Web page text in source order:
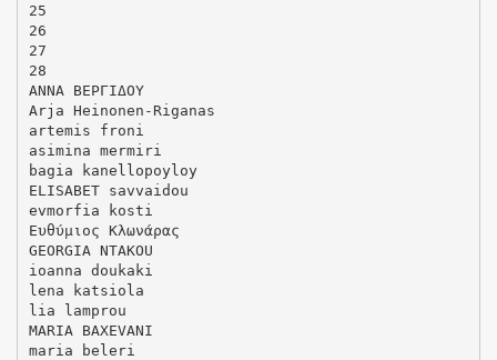
25
26
27
28
ANNA ΒΕΡΓΙΔΟΥ
Arja Heinonen-Riganas
artemis froni
asimina mermiri
bagia kanellopoyloy
ELISABET savvaidou
evmorfia kosti
Eυθύμιος Κλωνάρας
GEORGIA NTAKOU
ioanna doukaki
lena katsiola
lia lamprou
MARIA BAXEVANI
maria beleri